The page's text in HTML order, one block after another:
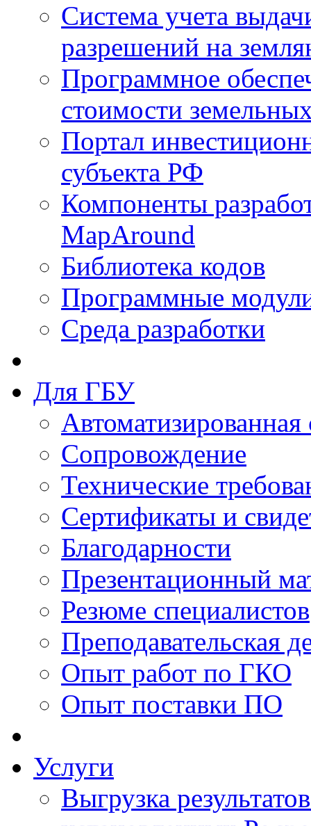
Система учета
разрешений на
Программное
стоимости
Портал
субъекта РФ
Компоненты
MapAround
Библиотека кодов
Программные
Среда разработки
Для ГБУ
Сопровождение
Технические
Сертификаты и
Благодарности
Презентационный
Резюме специалистов
Преподавательская
Опыт работ по ГКО
Опыт поставки ПО
Услуги
Выгрузка